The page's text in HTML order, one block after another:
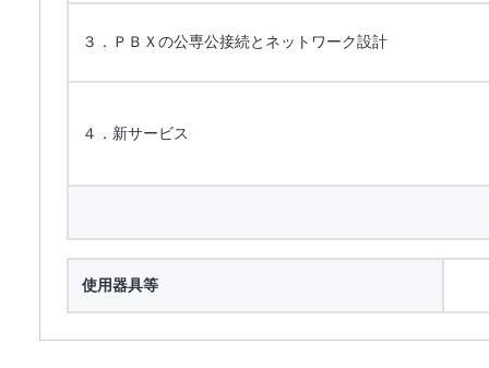
３．ＰＢＸの公専公接続とネットワーク設計
４．新サービス
使用器具等